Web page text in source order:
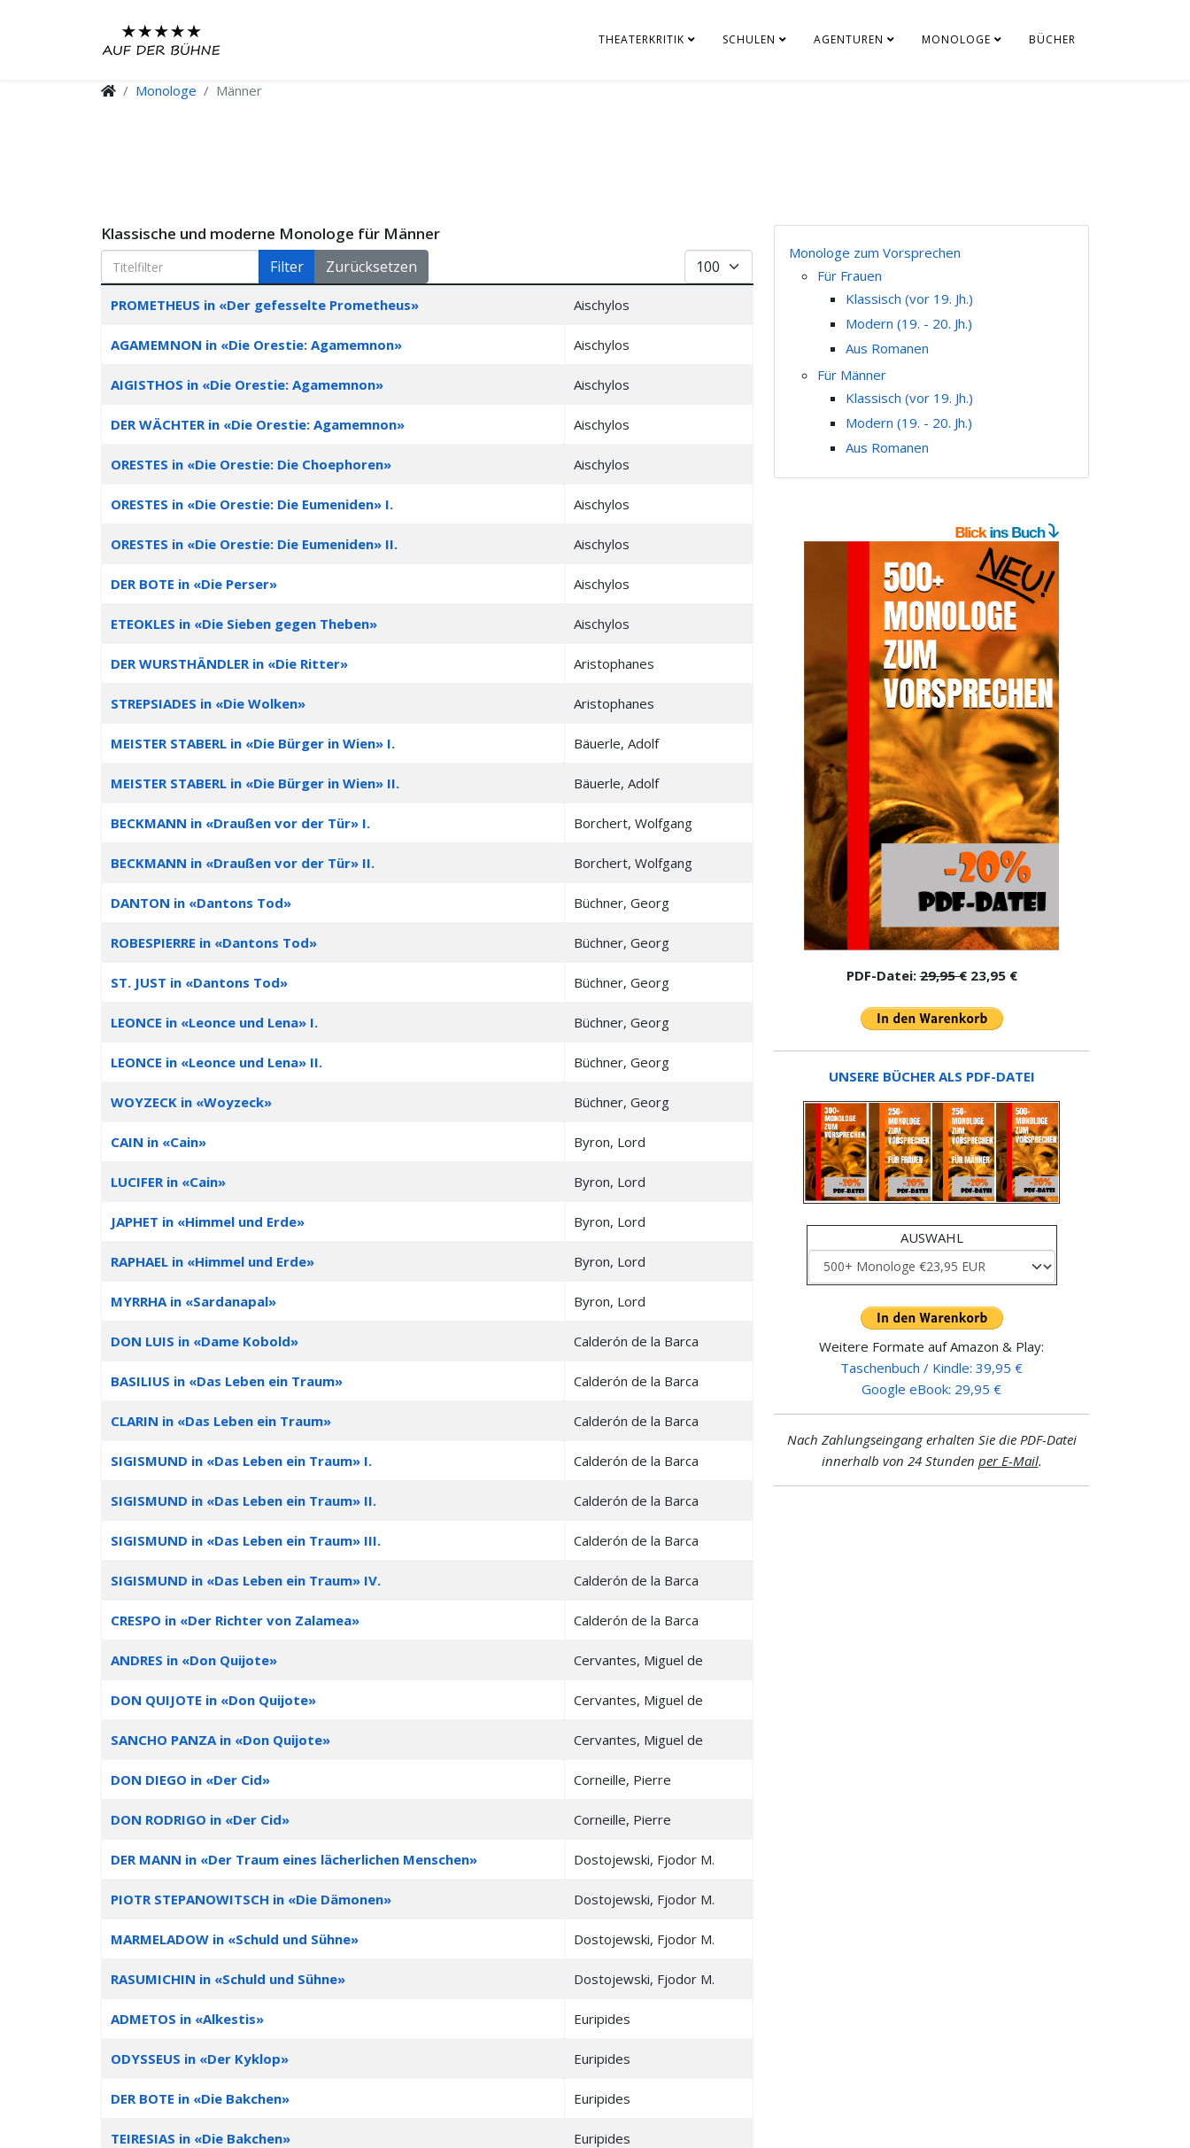
THEATERKRITIK SCHULEN AGENTUREN MONOLOGE BÜCHER
Monologe Männer
Klassische und moderne Monologe für Männer
Titelfilter Filter Zurücksetzen
Anzeige #
Stück Inszenierung
PROMETHEUS in «Der gefesselte Prometheus» Aischylos
AGAMEMNON in «Die Orestie: Agamemnon» Aischylos
AIGISTHOS in «Die Orestie: Agamemnon» Aischylos
DER WÄCHTER in «Die Orestie: Agamemnon» Aischylos
ORESTES in «Die Orestie: Die Choephoren» Aischylos
ORESTES in «Die Orestie: Die Eumeniden» I. Aischylos
ORESTES in «Die Orestie: Die Eumeniden» II. Aischylos
DER BOTE in «Die Perser» Aischylos
ETEOKLES in «Die Sieben gegen Theben» Aischylos
DER WURSTHÄNDLER in «Die Ritter» Aristophanes
STREPSIADES in «Die Wolken» Aristophanes
MEISTER STABERL in «Die Bürger in Wien» I. Bäuerle, Adolf
MEISTER STABERL in «Die Bürger in Wien» II. Bäuerle, Adolf
BECKMANN in «Draußen vor der Tür» I. Borchert, Wolfgang
BECKMANN in «Draußen vor der Tür» II. Borchert, Wolfgang
DANTON in «Dantons Tod» Büchner, Georg
ROBESPIERRE in «Dantons Tod» Büchner, Georg
ST. JUST in «Dantons Tod» Büchner, Georg
LEONCE in «Leonce und Lena» I. Büchner, Georg
LEONCE in «Leonce und Lena» II. Büchner, Georg
WOYZECK in «Woyzeck» Büchner, Georg
CAIN in «Cain» Byron, Lord
LUCIFER in «Cain» Byron, Lord
JAPHET in «Himmel und Erde» Byron, Lord
RAPHAEL in «Himmel und Erde» Byron, Lord
MYRRHA in «Sardanapal» Byron, Lord
DON LUIS in «Dame Kobold» Calderón de la Barca
BASILIUS in «Das Leben ein Traum» Calderón de la Barca
CLARIN in «Das Leben ein Traum» Calderón de la Barca
SIGISMUND in «Das Leben ein Traum» I. Calderón de la Barca
SIGISMUND in «Das Leben ein Traum» II. Calderón de la Barca
SIGISMUND in «Das Leben ein Traum» III. Calderón de la Barca
SIGISMUND in «Das Leben ein Traum» IV. Calderón de la Barca
CRESPO in «Der Richter von Zalamea» Calderón de la Barca
ANDRES in «Don Quijote» Cervantes, Miguel de
DON QUIJOTE in «Don Quijote» Cervantes, Miguel de
SANCHO PANZA in «Don Quijote» Cervantes, Miguel de
DON DIEGO in «Der Cid» Corneille, Pierre
DON RODRIGO in «Der Cid» Corneille, Pierre
DER MANN in «Der Traum eines lächerlichen Menschen» Dostojewski, Fjodor M.
PIOTR STEPANOWITSCH in «Die Dämonen» Dostojewski, Fjodor M.
MARMELADOW in «Schuld und Sühne» Dostojewski, Fjodor M.
RASUMICHIN in «Schuld und Sühne» Dostojewski, Fjodor M.
ADMETOS in «Alkestis» Euripides
ODYSSEUS in «Der Kyklop» Euripides
DER BOTE in «Die Bakchen» Euripides
TEIRESIAS in «Die Bakchen» Euripides
Monologe zum Vorsprechen
Für Frauen
Klassisch (vor 19. Jh.)
Modern (19. - 20. Jh.)
Aus Romanen
Für Männer
Klassisch (vor 19. Jh.)
Modern (19. - 20. Jh.)
Aus Romanen
PDF-Datei:29,95 €23,95 €
UNSERE BÜCHER ALS PDF-DATEI
AUSWAHL
Weitere Formate auf Amazon & Play:
Taschenbuch / Kindle: 39,95 €
Google eBook: 29,95 €
Nach Zahlungseingang erhalten Sie die PDF-Datei
innerhalb von 24 Stunden per E-Mail.